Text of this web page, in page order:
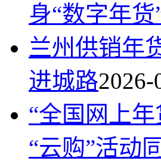
身“数字年货
兰州供销年
进城路2026-
“全国网上
“云购”活动